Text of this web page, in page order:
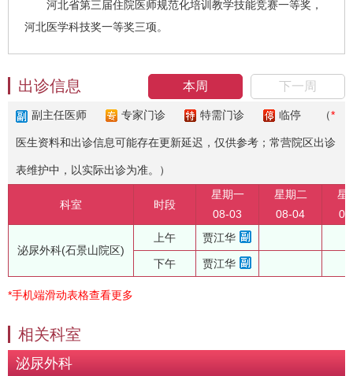
河北省第三届住院医师规范化培训教学技能竞赛一等奖，
河北医学科技奖一等奖三项。
本周 下一周
出诊信息
副主任医师 专家门诊 特需门诊 临停 （*
医生资料和出诊信息可能存在更新延迟，仅供参考；常营院区出诊
表维护中，以实际出诊为准。）
科室 时段
星期一
08-03
星期二
08-04
星
泌尿外科(石景山院区)
上午 贾江华
下午 贾江华
*手机端滑动表格查看更多
相关科室
泌尿外科